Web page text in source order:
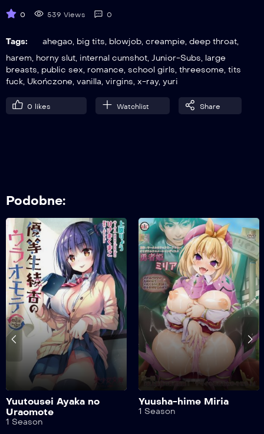
8
0 539 Views 0
Tags: ahegao, big tits, blowjob, creampie, deep throat,
harem, horny slut, internal cumshot, Junior-Subs, large
breasts, public sex, romance, school girls, threesome, tits
fuck, Ukończone, vanilla, virgins, x-ray, yuri
0 likes Watchlist Share
Podobne:
Yuutousei Ayaka no
Uraomote
1 Season
Yuusha-hime Miria
1 Season